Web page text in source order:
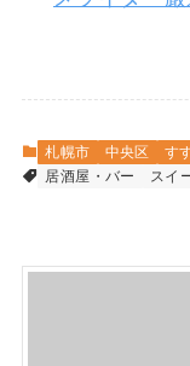
札幌市 中央区
す
居酒屋・バー
スイ